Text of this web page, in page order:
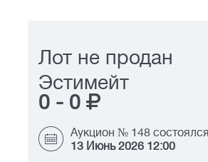
Лот не продан
Эстимейт
0 - 0
Аукцион № 148
13 Июнь 2026 12:00